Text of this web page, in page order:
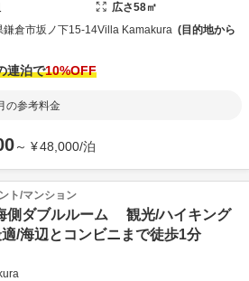
広さ58㎡
鎌倉市坂ノ下15-14Villa Kamakura
目的地から
連泊で10%OFF
の参考料金
～ ¥48,000/泊
ト/マンション
側ダブルルーム 観光/ハイキング
/海辺とコンビニまで徒歩1分